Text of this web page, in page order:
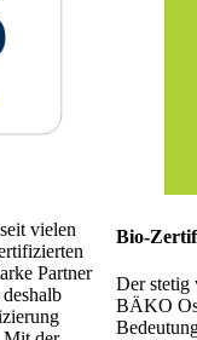
vielen
Partner
Bio-
Der stetig
BÄKO